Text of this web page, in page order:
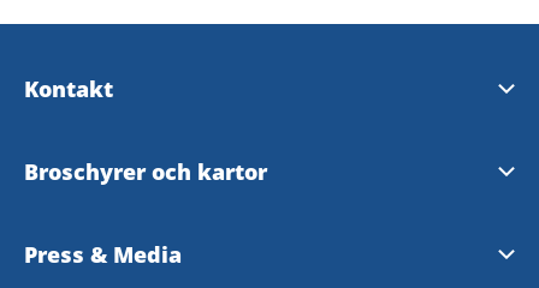
Kontakt
Turistinformation
Broschyrer och kartor
Turistbroschyr 2026
Press & Media